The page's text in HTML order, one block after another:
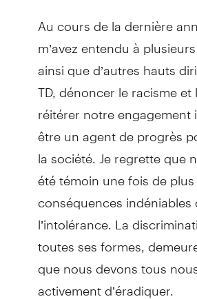
Au cours de la dernière
m’avez entendu à
ainsi que d’autres hauts
TD, dénoncer le racisme
réitérer notre engagement
être un agent de progrès
la société. Je regrette que
été témoin une fois de
conséquences indéniables
l’intolérance. La
toutes ses formes,
que nous devons tous
activement d’éradiquer.